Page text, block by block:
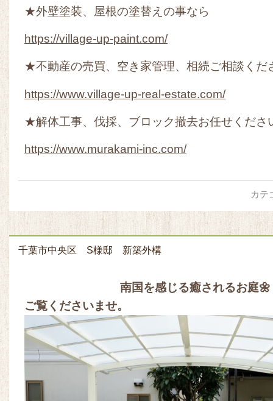
★外壁塗装、屋根の塗替えの事なら
https://village-up-paint.com/
★不動産の売買、空き家管理、相続ご相談くだ
https://www.village-up-real-estate.com/
★解体工事、伐採、ブロック撤去お任せくださ
https://www.murakami-inc.com/
カテ
千葉市中央区 S様邸 新築外構
南国を感じる癒されるお庭🌼
ご覧くださいませ。